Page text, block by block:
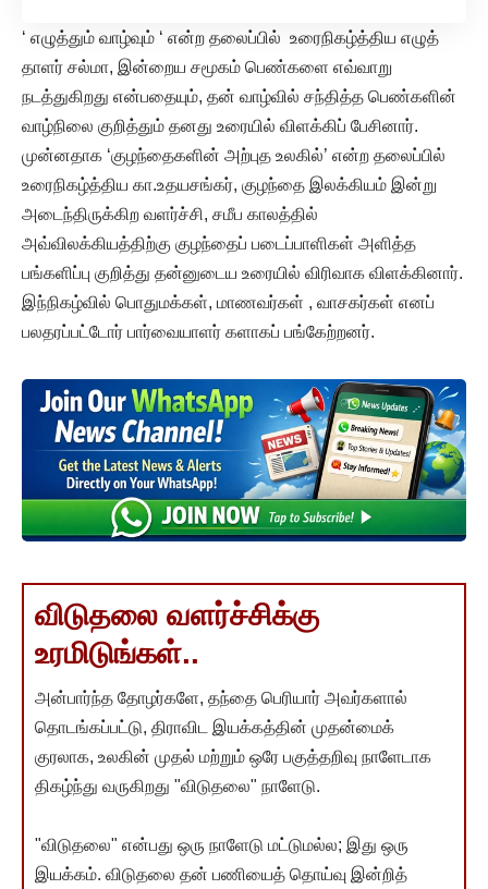
‘ எழுத்தும் வாழ்வும் ‘ என்ற தலைப்பில் உரைநிகழ்த்திய எழுத்
தாளர் சல்மா, இன்றைய சமூகம் பெண்களை எவ்வாறு
நடத்துகிறது என்பதையும், தன் வாழ்வில் சந்தித்த பெண்களின்
வாழ்நிலை குறித்தும் தனது உரையில் விளக்கிப் பேசினார்.
முன்னதாக ‘குழந்தைகளின் அற்புத உலகில்’ என்ற தலைப்பில்
உரைநிகழ்த்திய கா.உதயசங்கர், குழந்தை இலக்கியம் இன்று
அடைந்திருக்கிற வளர்ச்சி, சமீப காலத்தில்
அவ்விலக்கியத்திற்கு குழந்தைப் படைப்பாளிகள் அளித்த
பங்களிப்பு குறித்து தன்னுடைய உரையில் விரிவாக விளக்கினார்.
இந்நிகழ்வில் பொதுமக்கள், மாணவர்கள் , வாசகர்கள் எனப்
பலதரப்பட்டோர் பார்வையாளர் களாகப் பங்கேற்றனர்.
விடுதலை வளர்ச்சிக்கு
உரமிடுங்கள்..
அன்பார்ந்த தோழர்களே, தந்தை பெரியார் அவர்களால்
தொடங்கப்பட்டு, திராவிட இயக்கத்தின் முதன்மைக்
குரலாக, உலகின் முதல் மற்றும் ஒரே பகுத்தறிவு நாளேடாக
திகழ்ந்து வருகிறது "விடுதலை" நாளேடு.
"விடுதலை" என்பது ஒரு நாளேடு மட்டுமல்ல; இது ஒரு
இயக்கம். விடுதலை தன் பணியைத் தொய்வு இன்றித்